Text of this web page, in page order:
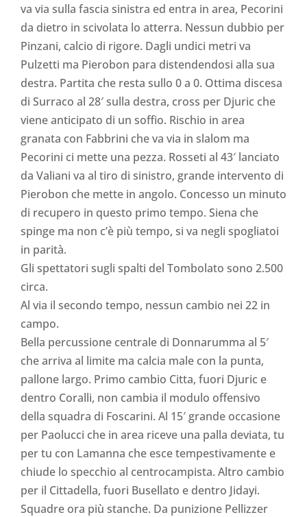
va via sulla fascia sinistra ed entra in area, Pecorini
da dietro in scivolata lo atterra. Nessun dubbio per
Pinzani, calcio di rigore. Dagli undici metri va
Pulzetti ma Pierobon para distendendosi alla sua
destra. Partita che resta sullo 0 a 0. Ottima discesa
di Surraco al 28′ sulla destra, cross per Djuric che
viene anticipato di un soffio. Rischio in area
granata con Fabbrini che va via in slalom ma
Pecorini ci mette una pezza. Rosseti al 43′ lanciato
da Valiani va al tiro di sinistro, grande intervento di
Pierobon che mette in angolo. Concesso un minuto
di recupero in questo primo tempo. Siena che
spinge ma non c’è più tempo, si va negli spogliatoi
in parità.
Gli spettatori sugli spalti del Tombolato sono 2.500
circa.
Al via il secondo tempo, nessun cambio nei 22 in
campo.
Bella percussione centrale di Donnarumma al 5′
che arriva al limite ma calcia male con la punta,
pallone largo. Primo cambio Citta, fuori Djuric e
dentro Coralli, non cambia il modulo offensivo
della squadra di Foscarini. Al 15′ grande occasione
per Paolucci che in area riceve una palla deviata, tu
per tu con Lamanna che esce tempestivamente e
chiude lo specchio al centrocampista. Altro cambio
per il Cittadella, fuori Busellato e dentro Jidayi.
Squadre ora più stanche. Da punizione Pellizzer